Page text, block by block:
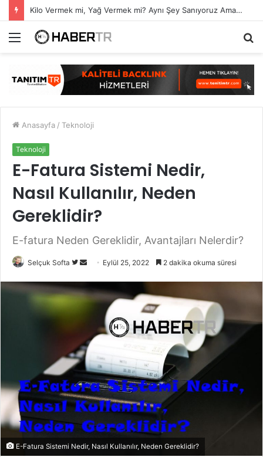
Kilo Vermek mi, Yağ Vermek mi? Aynı Şey Sanıyoruz Ama Değil!
Menü
Anasayfa / Teknoloji
Teknoloji
E-Fatura Sistemi Nedir,
Nasıl Kullanılır, Neden
Gereklidir?
E-fatura Neden Gereklidir, Avantajları Nelerdir?
Selçuk Softa
Twitter'da
edin
Bir
posta
göndermek
Eylül 25, 2022 2 dakika okuma süresi
E-Fatura Sistemi Nedir, Nasıl Kullanılır, Neden Gereklidir?